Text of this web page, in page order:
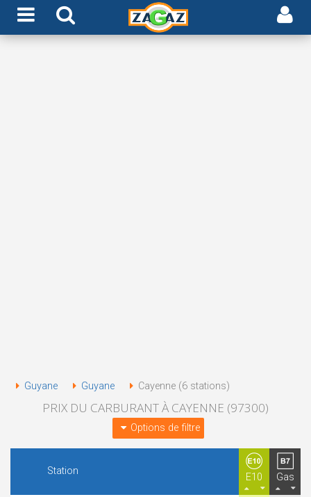
Guyane Guyane Cayenne (6 stations)
PRIX DU CARBURANT À CAYENNE (97300)
Options de filtre
Station
E10 Gas